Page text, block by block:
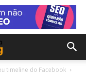
timeline do Facebook